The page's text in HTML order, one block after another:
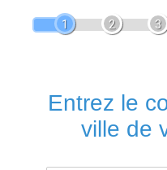
1 2 3
Entrez le
ville de